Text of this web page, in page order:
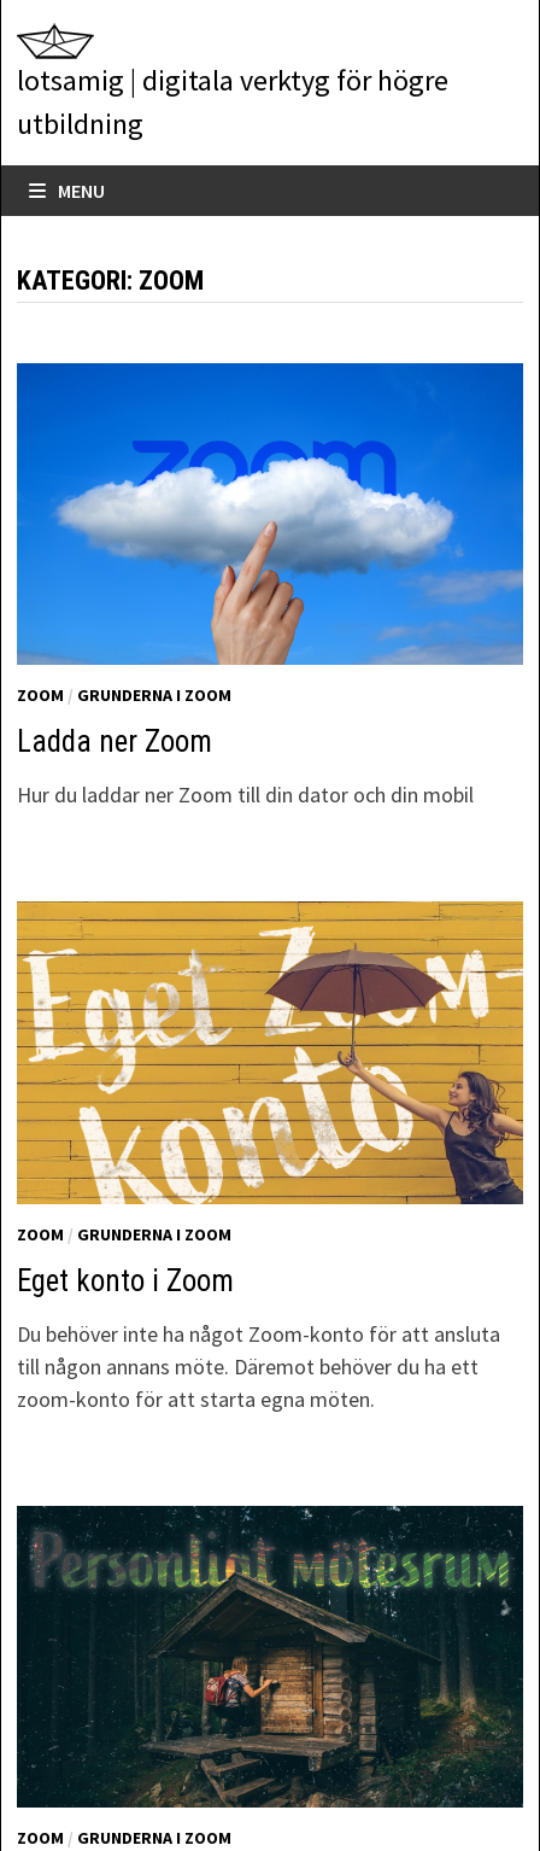
to
content
lotsamig | digitala verktyg för högre
utbildning
MENU
KATEGORI: ZOOM
ZOOM / GRUNDERNA I ZOOM
Ladda ner Zoom
Hur du laddar ner Zoom till din dator och din mobil
ZOOM / GRUNDERNA I ZOOM
Eget konto i Zoom
Du behöver inte ha något Zoom-konto för att ansluta
till någon annans möte. Däremot behöver du ha ett
zoom-konto för att starta egna möten.
ZOOM / GRUNDERNA I ZOOM